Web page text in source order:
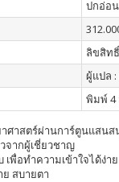
ปกอ่อน
ลิขสิท
ผู้แปล
พิมพ์ 4
ศาสตร์ผ่านการ์ตูนแสน
จากผู้เชี่ยวชาญ
เพื่อทำความเข้าใจได้ง่าย
สบายตา